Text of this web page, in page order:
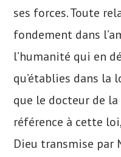
ses forces. Toute
fondement dans
l’humanité qui en
qu’établies dans la
que le docteur de
référence à cette
Dieu transmise par